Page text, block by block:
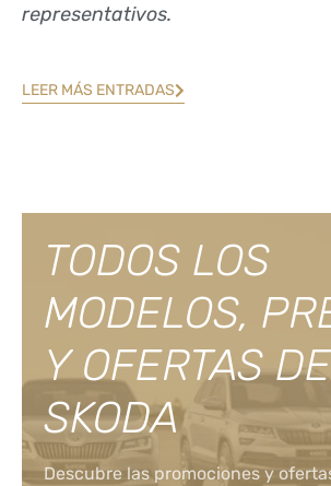
representativos.
LEER MÁS ENTRADAS
TODOS LOS
MODELOS,
Y OFERTAS DE
SKODA
Descubre las promociones y